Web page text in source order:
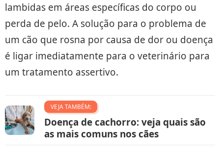
lambidas em áreas específicas do corpo ou
perda de pelo. A solução para o problema de
um cão que rosna por causa de dor ou doença
é ligar imediatamente para o veterinário para
um tratamento assertivo.
VEJA TAMBÉM:
Doença de cachorro: veja quais são
as mais comuns nos cães